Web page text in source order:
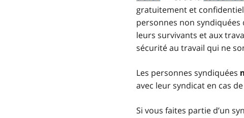
gratuitement et
personnes non
leurs survivants et aux
sécurité au travail qui ne
Les personnes syndiquées
avec leur syndicat en cas
Si vous faites partie d’un